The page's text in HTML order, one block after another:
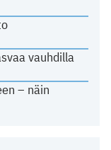
vauhdilla
– näin